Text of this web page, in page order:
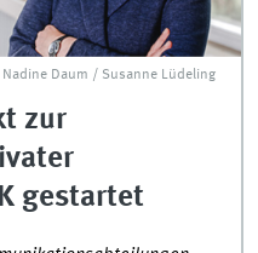
Daum / Susanne Lüdeling
zur
gestartet